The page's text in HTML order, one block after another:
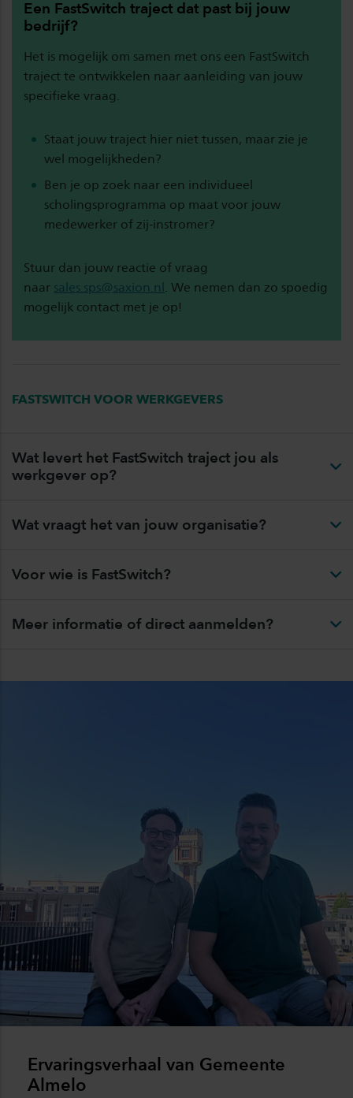
Een FastSwitch traject dat past bij jouw
bedrijf?
Het is mogelijk om samen met ons een FastSwitch
traject te ontwikkelen naar aanleiding van jouw
specifieke vraag.
Staat jouw traject hier niet tussen, maar zie je
wel mogelijkheden?
Ben je op zoek naar een individueel
scholingsprogramma op maat voor jouw
medewerker of zij-instromer?
Stuur dan jouw reactie of vraag
naar sales.sps@saxion.nl . We nemen dan zo spoedig
mogelijk contact met je op!
FASTSWITCH VOOR WERKGEVERS
Wat levert het FastSwitch traject jou als
werkgever op?
Wat vraagt het van jouw organisatie?
Voor wie is FastSwitch?
Meer informatie of direct aanmelden?
Ervaringsverhaal van Gemeente
Almelo